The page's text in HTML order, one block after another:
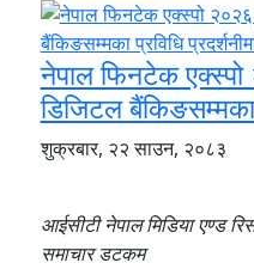
नेपाल फिनटेक
डिजिटल बैंकिङसम्मका
शुक्रबार, २२ साउन, २०८३
आईसीटी नेपाल मिडिया एण्ड
समाचार डटकम